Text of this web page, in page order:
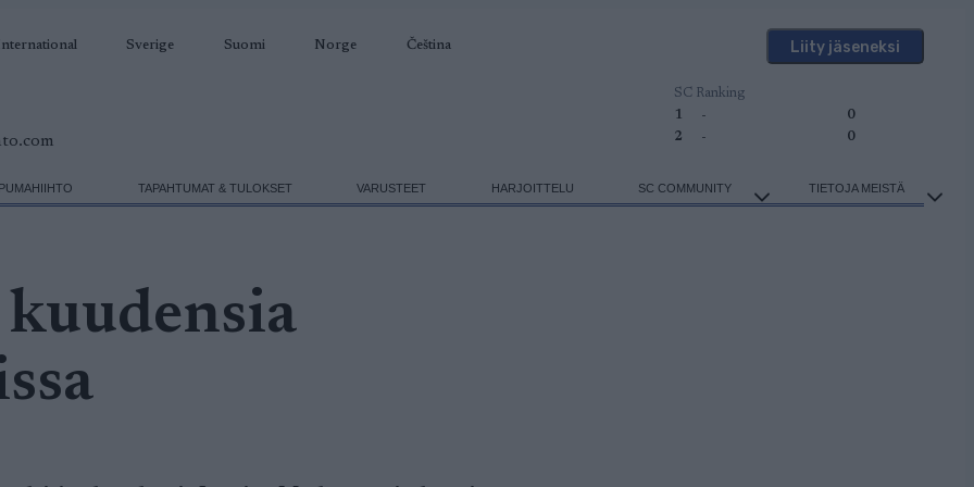
Sverige Suomi Norge Čeština Liity jäseneksi
SC Ranking
1
-
0
2
- 0
TAPAHTUMAT & TULOKSET VARUSTEET HARJOITTELU SC COMMUNITY TIETOJA MEISTÄ